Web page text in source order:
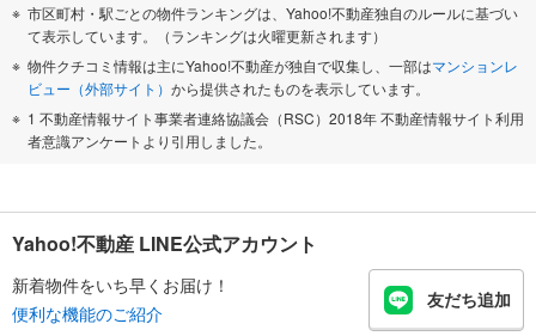
市区町村・駅ごとの物件ランキングは、Yahoo!不動産独自のルールに基づい
て表示しています。（ランキングは火曜更新されます）
物件クチコミ情報は主にYahoo!不動産が独自で収集し、一部はマンションレ
ビュー（外部サイト） から提供されたものを表示しています。
1 不動産情報サイト事業者連絡協議会（RSC）2018年 不動産情報サイト利用
者意識アンケートより引用しました。
Yahoo!不動産 LINE公式アカウント
新着物件をいち早くお届け！
便利な機能のご紹介
友だち追加